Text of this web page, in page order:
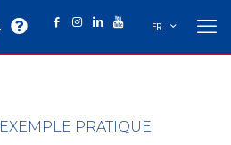
FR
EXEMPLE PRATIQUE